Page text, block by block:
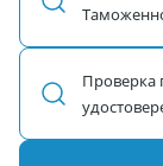
Проверка